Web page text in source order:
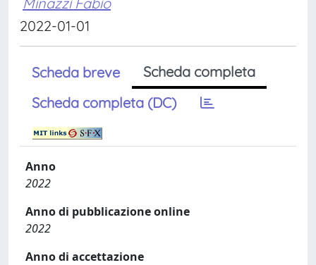
2022-01-01
Scheda breve
Scheda completa
Scheda completa (DC)
Anno
2022
Anno di pubblicazione online
2022
Anno di accettazione